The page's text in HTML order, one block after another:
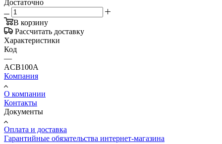
Достаточно
В корзину
Рассчитать доставку
Характеристики
Код
—
ACB100A
Компания
О компании
Контакты
Документы
Оплата и доставка
Гарантийные обязательства интернет-магазина